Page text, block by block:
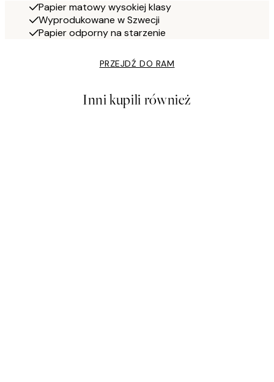
Papier matowy wysokiej klasy
Wyprodukowane w Szwecji
Papier odporny na starzenie
PRZEJDŹ DO RAM
Inni kupili również